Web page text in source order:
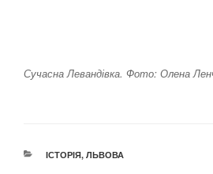
Сучасна Левандівка. Фото: Олена
КАТЕГОРІЇ
ІСТОРІЯ, ЛЬВОВА